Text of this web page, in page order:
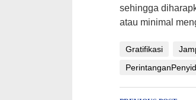
sehingga
atau minimal
Gratifikasi